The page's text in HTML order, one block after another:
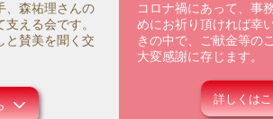
、森祐理さんの
える会です。
と賛美を聞く交
コロナ禍にあって、事
めにお祈り頂ければ幸
きの中で、ご献金等の
大変感謝に存じます。
詳しくは